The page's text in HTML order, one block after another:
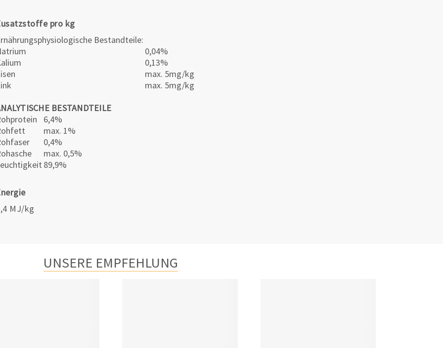
pro kg
Bestandteile:
0,04%
0,13%
max. 5mg/kg
max. 5mg/kg
BESTANDTEILE
6,4%
max. 1%
0,4%
max. 0,5%
89,9%
MJ/kg
UNSERE EMPFEHLUNG